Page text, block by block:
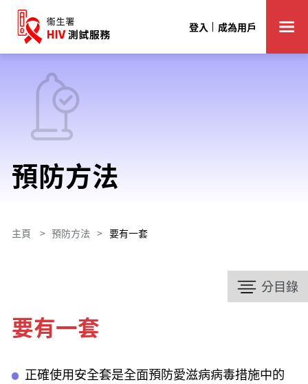
登入 成為用戶
預防方法
主頁 > 預防方法 > 要有一套
分目錄
要有一套
正確使用安全套是全面預防愛滋病病毒措施中的